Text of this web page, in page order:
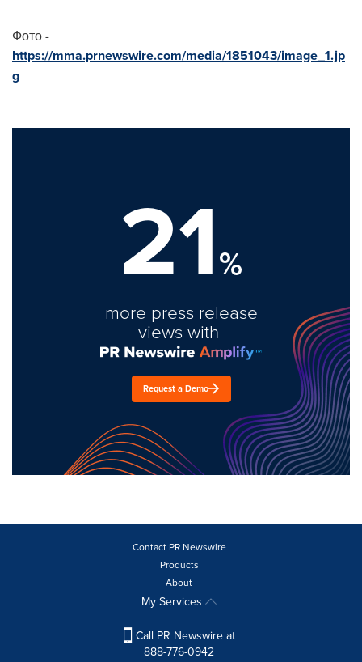
Фото -
https://mma.prnewswire.com/media/1851043/image_1.jp
g
21%
more press release
views with
Request a Demo
Contact PR Newswire
Products
About
My Services
Call PR Newswire at
888-776-0942